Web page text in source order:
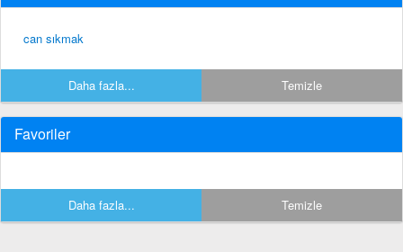
can sıkmak
Daha fazla... Temizle
Favoriler
Daha fazla... Temizle